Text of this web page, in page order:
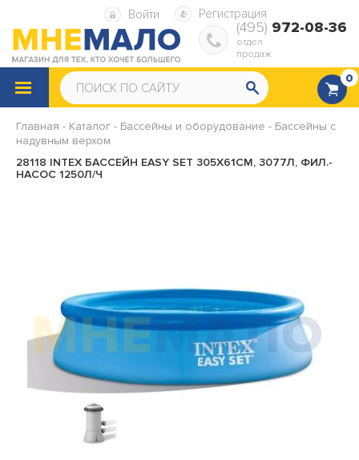
Войти Регистрация
(495) 972-08-36
отдел
продаж
КАТАЛОГ
ТОВАРОВ
0
Снегокаты
Надувные ватрушки
Надувные подушки Насосы, ремкомплекты
Главная - Каталог - Бассейны и оборудование - Бассейны с
надувным верхом
28118 INTEX БАССЕЙН EASY SET 305Х61СМ, 3077Л, ФИЛ.-
НАСОС 1250Л/Ч